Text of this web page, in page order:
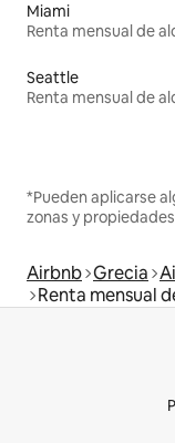
Miami
Seattle
*Pueden aplicarse
zonas y
Airbnb Grecia
Renta mensual